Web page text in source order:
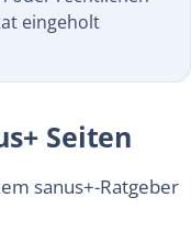
eingeholt
Seiten
sanus+-Ratgeber